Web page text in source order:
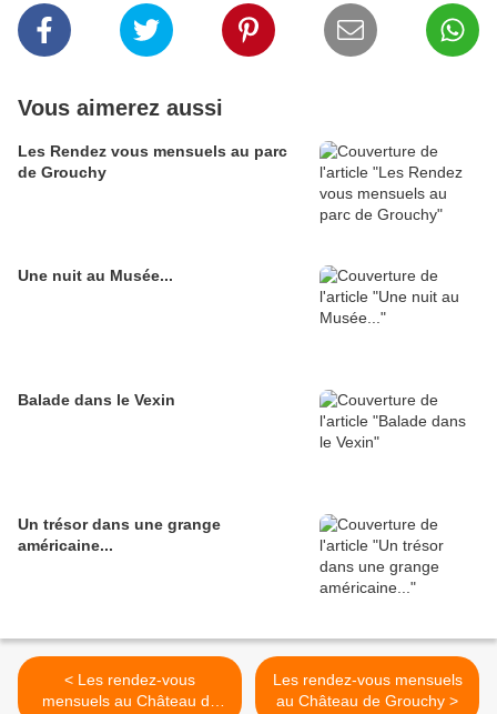
Vous aimerez aussi
Les Rendez vous mensuels au parc
de Grouchy
Une nuit au Musée...
Balade dans le Vexin
Un trésor dans une grange
américaine...
< Les rendez-vous
mensuels au Château de
Les rendez-vous mensuels
au Château de Grouchy >